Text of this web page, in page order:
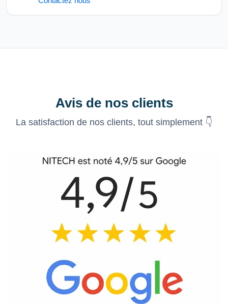
Avis de nos clients
La satisfaction de nos clients, tout simplement 👇